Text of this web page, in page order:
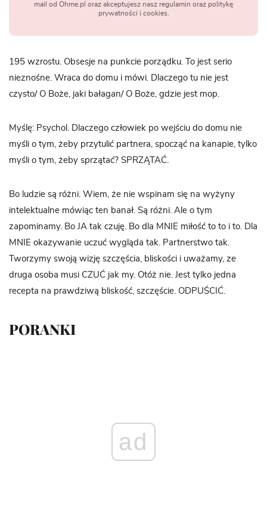
mail od Ohme.pl oraz akceptujesz nasz regulamin oraz politykę
prywatności i cookies.
195 wzrostu. Obsesje na punkcie porządku. To jest serio
nieznośne. Wraca do domu i mówi. Dlaczego tu nie jest
czysto/ O Boże, jaki bałagan/ O Boże, gdzie jest mop.
Myślę: Psychol. Dlaczego człowiek po wejściu do domu nie
myśli o tym, żeby przytulić partnera, spocząć na kanapie, tylko
myśli o tym, żeby sprzątać? SPRZĄTAĆ.
Bo ludzie są różni. Wiem, że nie wspinam się na wyżyny
intelektualne mówiąc ten banał. Są różni. Ale o tym
zapominamy. Bo JA tak czuję. Bo dla MNIE miłość to to i to. Dla
MNIE okazywanie uczuć wygląda tak. Partnerstwo tak.
Tworzymy swoją wizję szczęścia, bliskości i uważamy, ze
druga osoba musi CZUĆ jak my. Otóż nie. Jest tylko jedna
recepta na prawdziwą bliskość, szczęście. ODPUŚCIĆ.
PORANKI
ad